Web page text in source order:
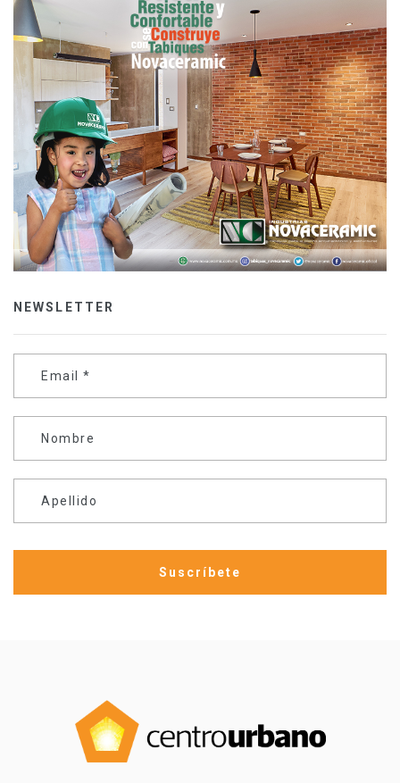
NEWSLETTER
Email *
Nombre
Apellido